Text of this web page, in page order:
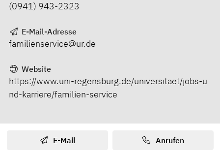
(0941) 943-2323
E-Mail-Adresse
familienservice@ur.de
Website
https://www.uni-regensburg.de/universitaet/jobs-u
nd-karriere/familien-service
E-Mail Anrufen